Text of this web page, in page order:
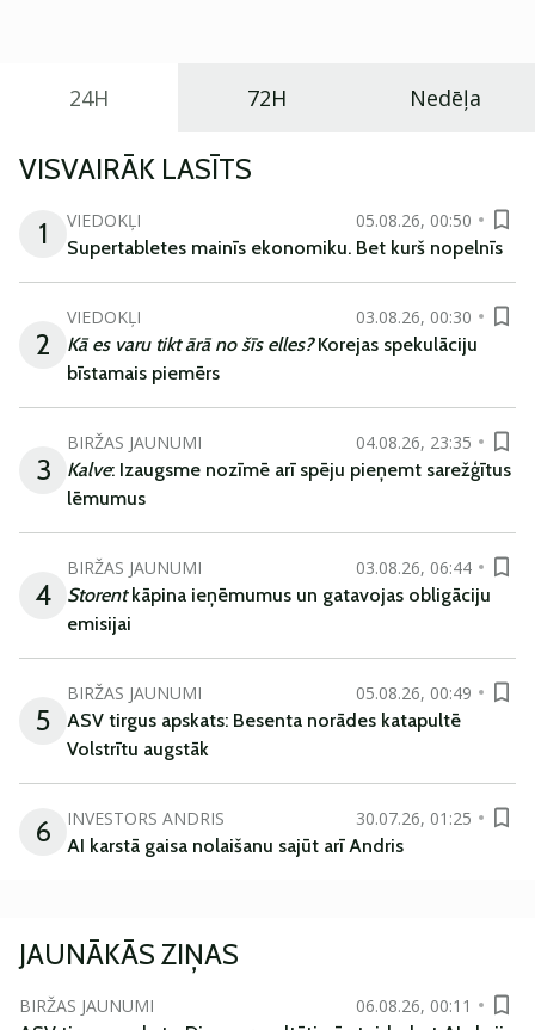
24H 72H Nedēļa
VISVAIRĀK LASĪTS
1
VIEDOKĻI
05.08.26, 00:50
Supertabletes mainīs ekonomiku. Bet kurš nopelnīs
2
VIEDOKĻI
03.08.26, 00:30
Kā es varu tikt ārā no šīs elles?Korejas spekulāciju
bīstamais piemērs
3
BIRŽAS JAUNUMI
04.08.26, 23:35
Kalve: Izaugsme nozīmē arī spēju pieņemt sarežģītus
lēmumus
4
BIRŽAS JAUNUMI
03.08.26, 06:44
Storentkāpina ieņēmumus un gatavojas obligāciju
emisijai
5
BIRŽAS JAUNUMI
05.08.26, 00:49
ASV tirgus apskats: Besenta norādes katapultē
Volstrītu augstāk
6 INVESTORS ANDRIS
30.07.26, 01:25
AI karstā gaisa nolaišanu sajūt arī Andris
JAUNĀKĀS ZIŅAS
BIRŽAS JAUNUMI
06.08.26, 00:11